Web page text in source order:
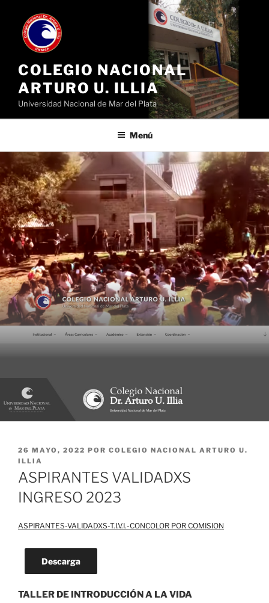
contenido
COLEGIO NACIONAL
ARTURO U. ILLIA
Universidad Nacional de Mar del Plata
Menú
PUBLICADO
EL
26 MAYO, 2022 POR COLEGIO NACIONAL ARTURO U.
ILLIA
ASPIRANTES VALIDADXS
INGRESO 2023
ASPIRANTES-VALIDADXS-T.I.V.I.-CONCOLOR POR COMISION
Descarga
TALLER DE INTRODUCCIÓN A LA VIDA